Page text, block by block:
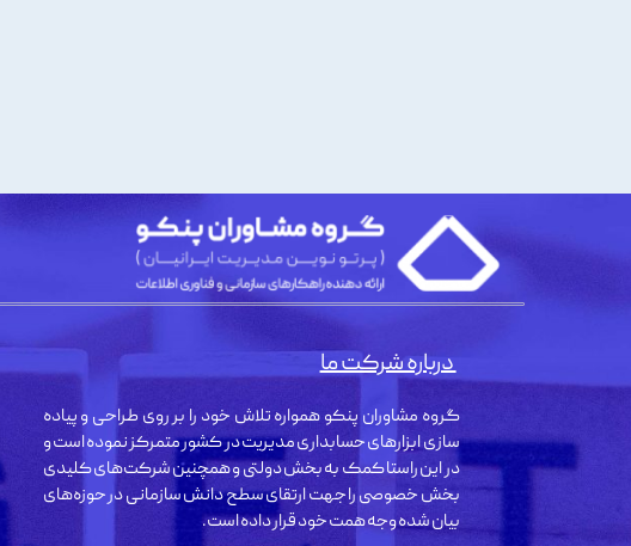
گروه مشاوران پنکو همواره تلاش خود را بر روی طراحی و پیاده
سازی ابزارهای حسابداری مدیریت در کشور متمرکز نموده است و
در این راستا کمک به بخش دولتی و همچنین شرکت‌های کلیدی
بخش خصوصی را جهت ارتقای سطح دانش سازمانی در حوزه‌های
بیان شده وجه همت خود قرار داده است.
درباره شرکت ما